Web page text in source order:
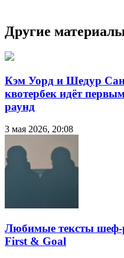
Другие
Кэм Уорд и Шедур
квотербек идёт
раунд
3 мая 2026, 20:08
Любимые тексты шеф-
First & Goal